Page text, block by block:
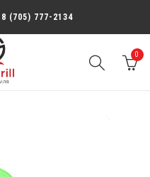
(705) 777-2134
0